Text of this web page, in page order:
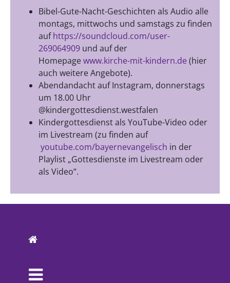
Bibel-Gute-Nacht-Geschichten als Audio alle
montags, mittwochs und samstags zu finden
aufhttps://soundcloud.com/user-
269064909 und auf der
Homepagewww.kirche-mit-kindern.de(hier
auch weitere Angebote).
Abendandacht auf Instagram, donnerstags
um 18.00 Uhr
@kindergottesdienst.westfalen
Kindergottesdienst als YouTube-Video oder
im Livestream (zu finden auf
youtube.com/bayernevangelisch in der
Playlist „Gottesdienste im Livestream oder
als Video“.